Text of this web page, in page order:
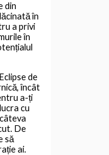
din
în
a privi
în
de
încât
a-ți
cu
De
să
ai.